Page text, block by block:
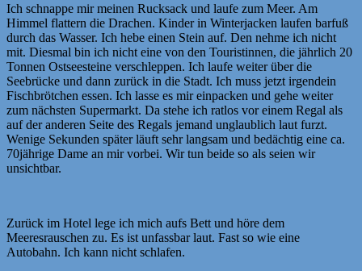
Ich schnappe mir meinen Rucksack und laufe zum Meer. Am
Himmel flattern die Drachen. Kinder in Winterjacken laufen barfuß
durch das Wasser. Ich hebe einen Stein auf. Den nehme ich nicht
mit. Diesmal bin ich nicht eine von den Touristinnen, die jährlich 20
Tonnen Ostseesteine verschleppen. Ich laufe weiter über die
Seebrücke und dann zurück in die Stadt. Ich muss jetzt irgendein
Fischbrötchen essen. Ich lasse es mir einpacken und gehe weiter
zum nächsten Supermarkt. Da stehe ich ratlos vor einem Regal als
auf der anderen Seite des Regals jemand unglaublich laut furzt.
Wenige Sekunden später läuft sehr langsam und bedächtig eine ca.
70jährige Dame an mir vorbei. Wir tun beide so als seien wir
unsichtbar.
Zurück im Hotel lege ich mich aufs Bett und höre dem
Meeresrauschen zu. Es ist unfassbar laut. Fast so wie eine
Autobahn. Ich kann nicht schlafen.